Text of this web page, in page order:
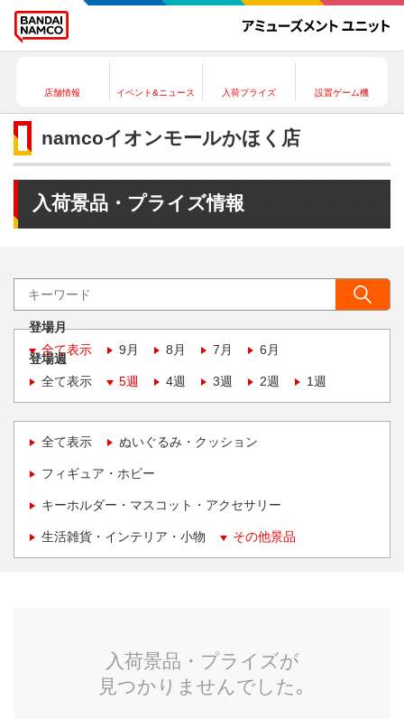
店舗情報 イベント&ニュース 入荷プライズ 設置ゲーム機
namcoイオンモールかほく店
入荷景品・プライズ情報
登場月
全て表示
9月 8月 7月 6月
登場週
全て表示
5週 4週 3週 2週 1週
全て表示 ぬいぐるみ・クッション
フィギュア・ホビー
キーホルダー・マスコット・アクセサリー
生活雑貨・インテリア・小物 その他景品